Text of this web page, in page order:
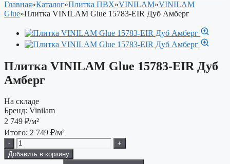
Главная»Каталог»Плитка ПВХ»VINILAM»VINILAM
Glue»Плитка VINILAM Glue 15783-EIR Дуб Амберг
Плитка VINILAM Glue 15783-EIR Дуб
Амберг
На складе
Бренд: Vinilam
2 749 ₽/м²
Итого: 2 749 ₽/м²
-
+
Добавить в корзину